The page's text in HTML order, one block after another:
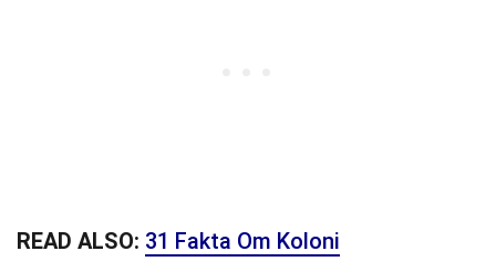
READ ALSO: 31 Fakta Om Koloni